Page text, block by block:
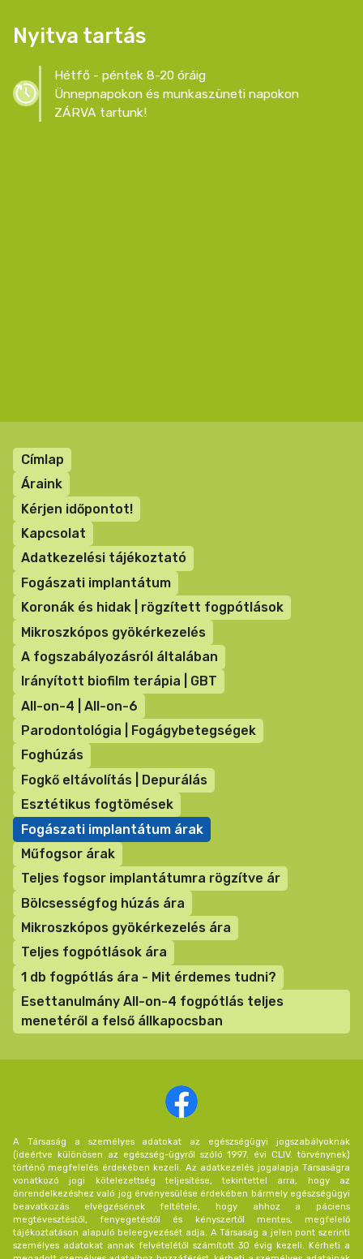
Nyitva tartás
Hétfő - péntek 8-20 óráig
Ünnepnapokon és munkaszüneti napokon
ZÁRVA tartunk!
Lábléc
menü
Címlap
Áraink
Kérjen időpontot!
Kapcsolat
Adatkezelési tájékoztató
Fogászati implantátum
Koronák és hidak | rögzített fogpótlások
Mikroszkópos gyökérkezelés
A fogszabályozásról általában
Irányított biofilm terápia | GBT
All-on-4 | All-on-6
Parodontológia | Fogágybetegségek
Foghúzás
Fogkő eltávolítás | Depurálás
Esztétikus fogtömések
Fogászati implantátum árak
Műfogsor árak
Teljes fogsor implantátumra rögzítve ár
Bölcsességfog húzás ára
Mikroszkópos gyökérkezelés ára
Teljes fogpótlások ára
1 db fogpótlás ára - Mit érdemes tudni?
Esettanulmány All-on-4 fogpótlás teljes
menetéről a felső állkapocsban
A Társaság a személyes adatokat az egészségügyi jogszabályoknak
(ideértve különösen az egészség-ügyről szóló 1997. évi CLIV. törvénynek)
történő megfelelés érdekében kezeli. Az adatkezelés jogalapja Társaságra
vonatkozó jogi kötelezettség teljesítése, tekintettel arra, hogy az
önrendelkezéshez való jog érvényesülése érdekében bármely egészségügyi
beavatkozás elvégzésének feltétele, hogy ahhoz a páciens
megtévesztéstől, fenyegetéstől és kényszertől mentes, megfelelő
tájékoztatáson alapuló beleegyezését adja. A Társaság a jelen pont szerinti
személyes adatokat annak felvételétől számított 30 évig kezeli. Kérheti a